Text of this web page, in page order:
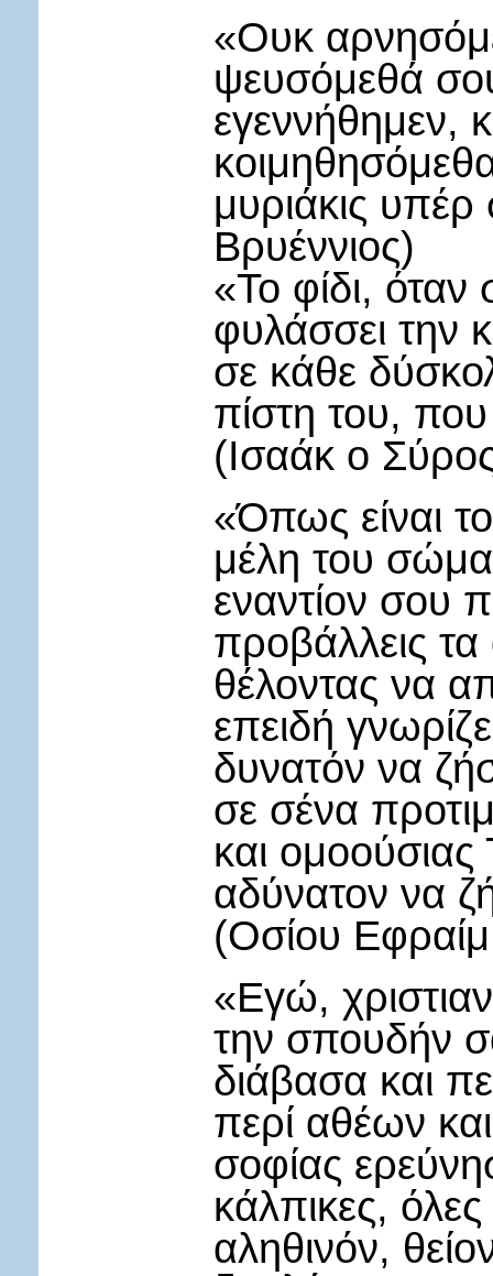
«Ουκ
ψευσόμεθά
εγεννήθημεν,
μυριάκις
Βρυέννιος)
«Το φίδι, όταν
φυλάσσει την
σε κάθε
πίστη του,
(Ισαάκ ο
«Όπως είναι
μέλη του
εναντίον σου
προβάλλεις
θέλοντας να
επειδή
δυνατόν να
σε σένα
και ομοούσιας
αδύνατον να
(Οσίου
«Εγώ,
την σπουδήν
διάβασα και
περί αθέων
σοφίας
κάλπικες,
αληθινόν,